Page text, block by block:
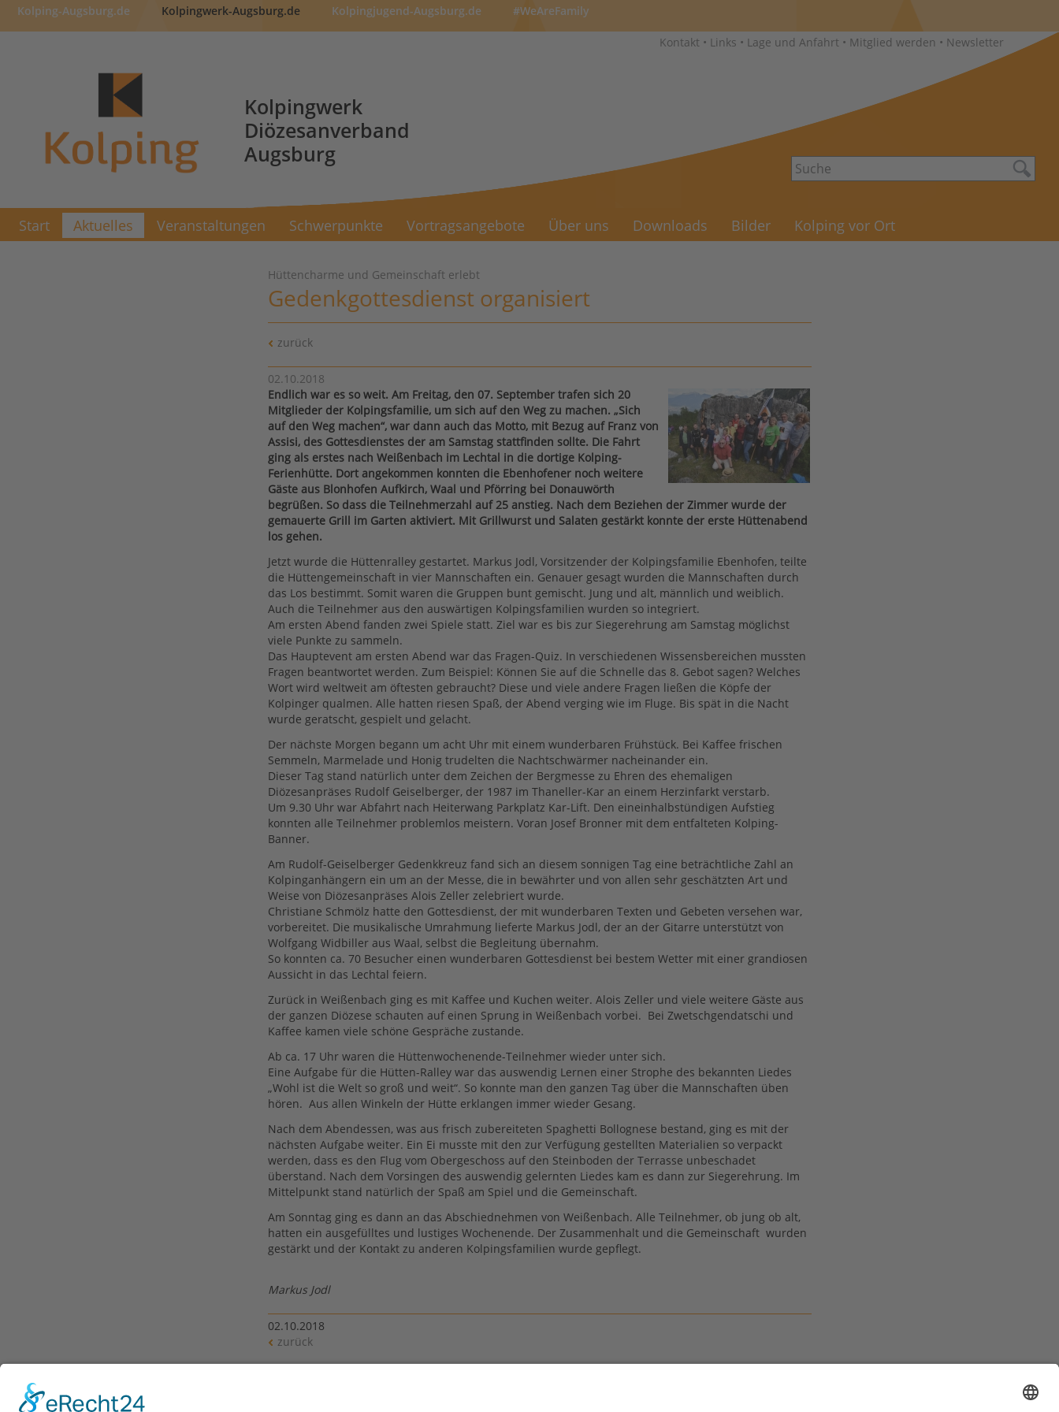
Kolping-Augsburg.de Kolpingwerk-Augsburg.de Kolpingjugend-Augsburg.de #WeAreFamily
Kontakt • Links • Lage und Anfahrt • Mitglied werden • Newsletter
Kolpingwerk
Diözesanverband
Augsburg
Start Aktuelles Veranstaltungen Schwerpunkte Vortragsangebote Über uns Downloads Bilder Kolping vor Ort
Hüttencharme und Gemeinschaft erlebt
Gedenkgottesdienst organisiert
zurück
02.10.2018
Endlich war es so weit. Am Freitag, den 07. September trafen sich 20
Mitglieder der Kolpingsfamilie, um sich auf den Weg zu machen. „Sich
auf den Weg machen“, war dann auch das Motto, mit Bezug auf Franz von
Assisi, des Gottesdienstes der am Samstag stattfinden sollte. Die Fahrt
ging als erstes nach Weißenbach im Lechtal in die dortige Kolping-
Ferienhütte. Dort angekommen konnten die Ebenhofener noch weitere
Gäste aus Blonhofen Aufkirch, Waal und Pförring bei Donauwörth
begrüßen. So dass die Teilnehmerzahl auf 25 anstieg. Nach dem Beziehen der Zimmer wurde der
gemauerte Grill im Garten aktiviert. Mit Grillwurst und Salaten gestärkt konnte der erste Hüttenabend
los gehen.
Jetzt wurde die Hüttenralley gestartet. Markus Jodl, Vorsitzender der Kolpingsfamilie Ebenhofen, teilte
die Hüttengemeinschaft in vier Mannschaften ein. Genauer gesagt wurden die Mannschaften durch
das Los bestimmt. Somit waren die Gruppen bunt gemischt. Jung und alt, männlich und weiblich.
Auch die Teilnehmer aus den auswärtigen Kolpingsfamilien wurden so integriert.
Am ersten Abend fanden zwei Spiele statt. Ziel war es bis zur Siegerehrung am Samstag möglichst
viele Punkte zu sammeln.
Das Hauptevent am ersten Abend war das Fragen-Quiz. In verschiedenen Wissensbereichen mussten
Fragen beantwortet werden. Zum Beispiel: Können Sie auf die Schnelle das 8. Gebot sagen? Welches
Wort wird weltweit am öftesten gebraucht? Diese und viele andere Fragen ließen die Köpfe der
Kolpinger qualmen. Alle hatten riesen Spaß, der Abend verging wie im Fluge. Bis spät in die Nacht
wurde geratscht, gespielt und gelacht.
Der nächste Morgen begann um acht Uhr mit einem wunderbaren Frühstück. Bei Kaffee frischen
Semmeln, Marmelade und Honig trudelten die Nachtschwärmer nacheinander ein.
Dieser Tag stand natürlich unter dem Zeichen der Bergmesse zu Ehren des ehemaligen
Diözesanpräses Rudolf Geiselberger, der 1987 im Thaneller-Kar an einem Herzinfarkt verstarb.
Um 9.30 Uhr war Abfahrt nach Heiterwang Parkplatz Kar-Lift. Den eineinhalbstündigen Aufstieg
konnten alle Teilnehmer problemlos meistern. Voran Josef Bronner mit dem entfalteten Kolping-
Banner.
Am Rudolf-Geiselberger Gedenkkreuz fand sich an diesem sonnigen Tag eine beträchtliche Zahl an
Kolpinganhängern ein um an der Messe, die in bewährter und von allen sehr geschätzten Art und
Weise von Diözesanpräses Alois Zeller zelebriert wurde.
Christiane Schmölz hatte den Gottesdienst, der mit wunderbaren Texten und Gebeten versehen war,
vorbereitet. Die musikalische Umrahmung lieferte Markus Jodl, der an der Gitarre unterstützt von
Wolfgang Widbiller aus Waal, selbst die Begleitung übernahm.
So konnten ca. 70 Besucher einen wunderbaren Gottesdienst bei bestem Wetter mit einer grandiosen
Aussicht in das Lechtal feiern.
Zurück in Weißenbach ging es mit Kaffee und Kuchen weiter. Alois Zeller und viele weitere Gäste aus
der ganzen Diözese schauten auf einen Sprung in Weißenbach vorbei. Bei Zwetschgendatschi und
Kaffee kamen viele schöne Gespräche zustande.
Ab ca. 17 Uhr waren die Hüttenwochenende-Teilnehmer wieder unter sich.
Eine Aufgabe für die Hütten-Ralley war das auswendig Lernen einer Strophe des bekannten Liedes
„Wohl ist die Welt so groß und weit“. So konnte man den ganzen Tag über die Mannschaften üben
hören. Aus allen Winkeln der Hütte erklangen immer wieder Gesang.
Nach dem Abendessen, was aus frisch zubereiteten Spaghetti Bollognese bestand, ging es mit der
nächsten Aufgabe weiter. Ein Ei musste mit den zur Verfügung gestellten Materialien so verpackt
werden, dass es den Flug vom Obergeschoss auf den Steinboden der Terrasse unbeschadet
überstand. Nach dem Vorsingen des auswendig gelernten Liedes kam es dann zur Siegerehrung. Im
Mittelpunkt stand natürlich der Spaß am Spiel und die Gemeinschaft.
Am Sonntag ging es dann an das Abschiednehmen von Weißenbach. Alle Teilnehmer, ob jung ob alt,
hatten ein ausgefülltes und lustiges Wochenende. Der Zusammenhalt und die Gemeinschaft wurden
gestärkt und der Kontakt zu anderen Kolpingsfamilien wurde gepflegt.
Markus Jodl
02.10.2018
zurück